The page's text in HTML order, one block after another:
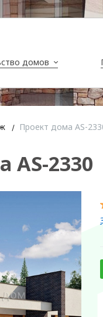
домов
Проект дома AS-
AS-2330